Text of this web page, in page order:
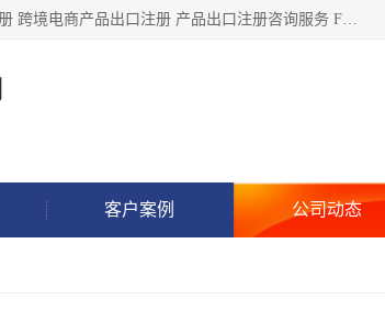
深圳市鼎顺检测认证有限公司专注于各类产品出口注册 产品注册 美国URN注册 跨境电商产品出口注册 产品出口注册咨询服务 FDA食品注册等我们是一家商务服务公司，为客户提供商标注册，本公司实力雄厚，能满足客户多种需求。
客户案例 公司动态